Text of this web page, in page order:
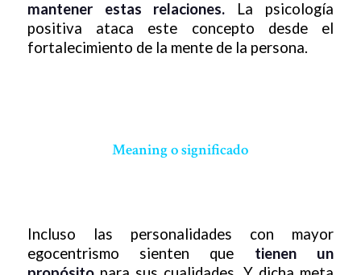
mantener estas relaciones. La psicología
positiva ataca este concepto desde el
fortalecimiento de la mente de la persona.
Meaning o significado
Incluso las personalidades con mayor
egocentrismo sienten que tienen un